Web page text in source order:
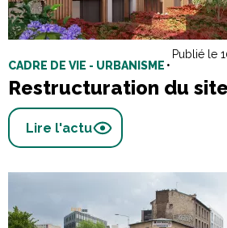
CADRE DE VIE - URBANISME •
Publié le
Restructuration du
Lire l'actu